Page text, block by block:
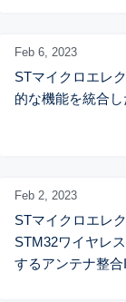
Feb 6, 2023
STマイクロエレ
的な機能を統合
Feb 2, 2023
STマイクロエレ
STM32ワイヤレ
するアンテナ整